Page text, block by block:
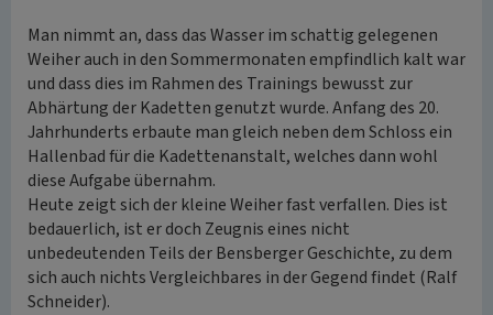
Man nimmt an, dass das Wasser im schattig gelegenen
Weiher auch in den Sommermonaten empfindlich kalt war
und dass dies im Rahmen des Trainings bewusst zur
Abhärtung der Kadetten genutzt wurde. Anfang des 20.
Jahrhunderts erbaute man gleich neben dem Schloss ein
Hallenbad für die Kadettenanstalt, welches dann wohl
diese Aufgabe übernahm.
Heute zeigt sich der kleine Weiher fast verfallen. Dies ist
bedauerlich, ist er doch Zeugnis eines nicht
unbedeutenden Teils der Bensberger Geschichte, zu dem
sich auch nichts Vergleichbares in der Gegend findet (Ralf
Schneider).